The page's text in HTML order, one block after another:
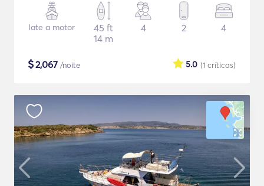
Iate a motor
45 ft
14 m
4 2 4
$2,067 /noite (1 críticas)
5.0